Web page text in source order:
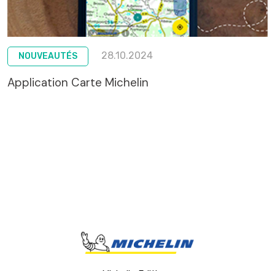
NOUVEAUTÉS 28.10.2024
Application Carte Michelin